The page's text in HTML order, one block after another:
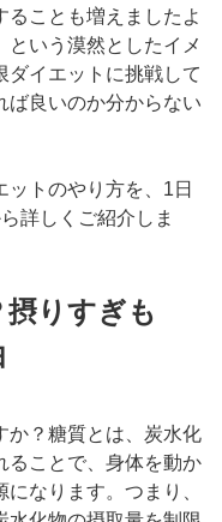
ことも増えましたよ
という漠然としたイメ
ダイエットに挑戦して
ば良いのか分からない
トのやり方を、1日
詳しくご紹介しま
りすぎも
か？糖質とは、炭水化
ることで、身体を動か
なります。つまり、